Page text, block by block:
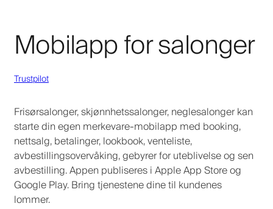
Mobilapp for salonger
Trustpilot
Frisørsalonger, skjønnhetssalonger, neglesalonger kan
starte din egen merkevare-mobilapp med booking,
nettsalg, betalinger, lookbook, venteliste,
avbestillingsovervåking, gebyrer for uteblivelse og sen
avbestilling. Appen publiseres i Apple App Store og
Google Play. Bring tjenestene dine til kundenes
lommer.